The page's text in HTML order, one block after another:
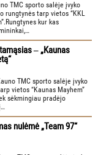
TMC sporto salėje įvyko
rungtynės tarp vietos “KKL
kur kas
‒ „Kaunas
TMC sporto salėje įvyko
vietos “Kaunas Mayhem”
sėkmingiau pradėjo
nulėmė „Team 97“